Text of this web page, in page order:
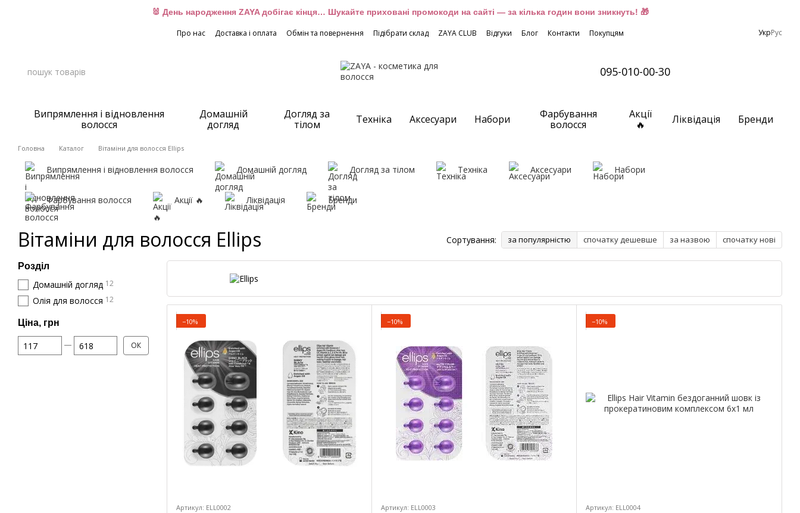
🐰 День народження ZAYA добігає кінця… Шукайте приховані промокоди на сайті — за кілька годин вони зникнуть! 🎁
Про нас Доставка і оплата Обмін та повернення Підібрати склад ZAYA CLUB Відгуки Блог Контакти Покупцям УкрРус
095-010-00-30
Випрямлення і відновлення
волосся
Домашній
догляд
Догляд за
тілом
Техніка Аксесуари Набори
Фарбування
волосся
Акції
🔥
Ліквідація Бренди
Головна Каталог Вітаміни для волосся Ellips
Випрямлення і відновлення волосся Домашній догляд Догляд за тілом Техніка Аксесуари Набори
Фарбування волосся Акції 🔥 Ліквідація Бренди
Вітаміни для волосся Ellips Сортування: за популярністю спочатку дешевше за назвою спочатку нові
−10%
Артикул: ELL0002
−10%
Артикул: ELL0003
−10%
Артикул: ELL0004
Розділ
Домашній догляд 12
Олія для волосся 12
Ціна, грн
Від Ціна, грн
До Ціна, грн ОК